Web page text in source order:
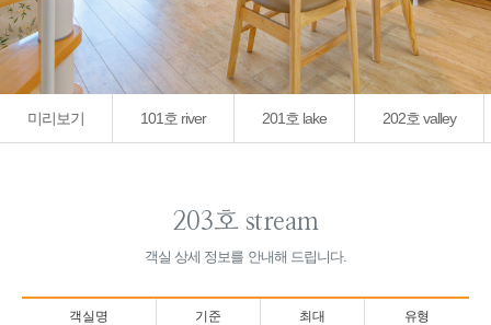
미리보기 101호 river 201호 lake 202호 valley
203호 stream
객실 상세 정보를 안내해 드립니다.
객실명 기준 최대 유형